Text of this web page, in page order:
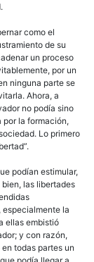
como el
de su
un proceso
por un
ninguna parte se
Ahora, a
no podía sino
la formación,
Lo primero
podían estimular,
las libertades
especialmente la
ellas embistió
y con razón,
todas partes un